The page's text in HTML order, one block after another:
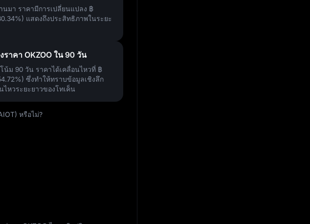
นมา ราคามีการเปลี่ยนแปลง ฿
แสดงถึงประสิทธิภาพในระยะ
ราคา OKZOO ใน 90 วัน
น้ม 90 วัน ราคาได้เคลื่อนไหวที่ ฿
ซึ่งทำให้ทราบข้อมูลเชิงลึก
ไหวระยะยาวของโทเค็น
หรือไม่?